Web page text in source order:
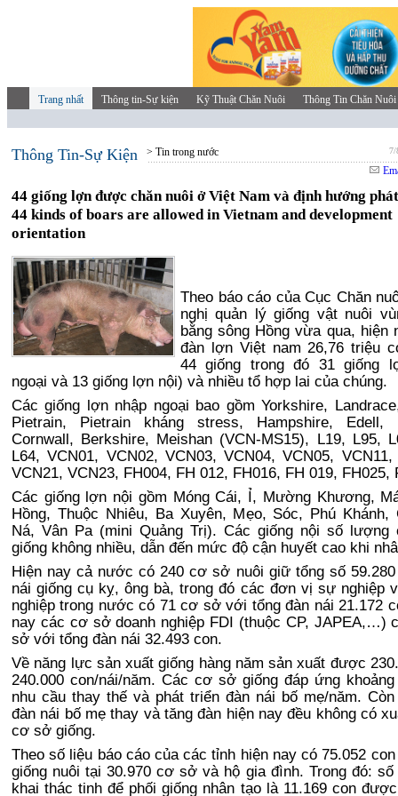
Trang nhất Thông tin-Sự kiện Kỹ Thuật Chăn Nuôi Thông Tin Chăn Nuôi
Thông Tin-Sự Kiện > Tin trong nước 7/
44 giống lợn được chăn nuôi ở Việt Nam và định hướng
44 kinds of boars are allowed in Vietnam and development
orientation
Theo báo cáo của Cục Chăn
nghị quản lý giống vật nuôi
bằng sông Hồng vừa qua, hiện
đàn lợn Việt nam 26,76 triệu
44 giống trong đó 31 giống
ngoại và 13 giống lợn nội) và nhiều tổ hợp lai của chúng.
Các giống lợn nhập ngoại bao gồm Yorkshire,
Pietrain, Pietrain kháng stress, Hampshire, Edell,
Cornwall, Berkshire, Meishan (VCN-MS15), L19, L95,
L64, VCN01, VCN02, VCN03, VCN04, VCN05, VCN11,
VCN21, VCN23, FH004, FH 012, FH016, FH 019, FH025,
Các giống lợn nội gồm Móng Cái, Ỉ, Mường Khương,
Hồng, Thuộc Nhiêu, Ba Xuyên, Mẹo, Sóc, Phú Khánh,
Ná, Vân Pa (mini Quảng Trị). Các giống nội số lượng
giống không nhiều, dẫn đến mức độ cận huyết cao khi
Hiện nay cả nước có 240 cơ sở nuôi giữ tổng số
nái giống cụ kỵ, ông bà, trong đó các đơn vị sự nghiệp
nghiệp trong nước có 71 cơ sở với tổng đàn nái 21.172
nay các cơ sở doanh nghiệp FDI (thuộc CP, JAPEA,…)
sở với tổng đàn nái 32.493 con.
Về năng lực sản xuất giống hàng năm sản xuất được
240.000 con/nái/năm. Các cơ sở giống đáp ứng khoảng
nhu cầu thay thế và phát triển đàn nái bố mẹ/năm. Còn
đàn nái bố mẹ thay và tăng đàn hiện nay đều không có
cơ sở giống.
Theo số liệu báo cáo của các tỉnh hiện nay có 75.052
giống nuôi tại 30.970 cơ sở và hộ gia đình. Trong đó:
khai thác tinh để phối giống nhân tạo là 11.169 con